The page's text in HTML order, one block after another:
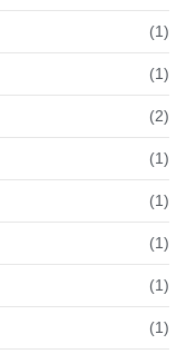
(1)
(1)
(2)
(1)
(1)
(1)
(1)
(1)